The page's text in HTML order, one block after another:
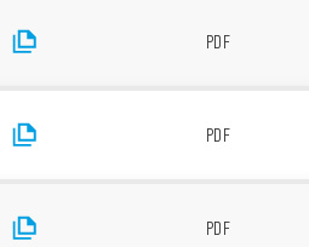
PDF
PDF
PDF